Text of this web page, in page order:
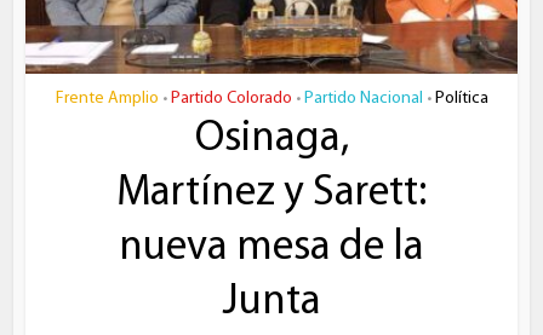
Frente Amplio • Partido Colorado • Partido Nacional • Política
Osinaga,
Martínez y Sarett:
nueva mesa de la
Junta